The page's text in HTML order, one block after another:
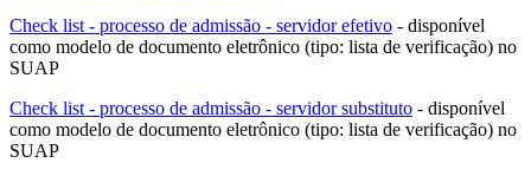
Check list - processo de admissão - servidor efetivo - disponível
como modelo de documento eletrônico (tipo: lista de verificação) no
SUAP
Check list - processo de admissão - servidor substituto - disponível
como modelo de documento eletrônico (tipo: lista de verificação) no
SUAP